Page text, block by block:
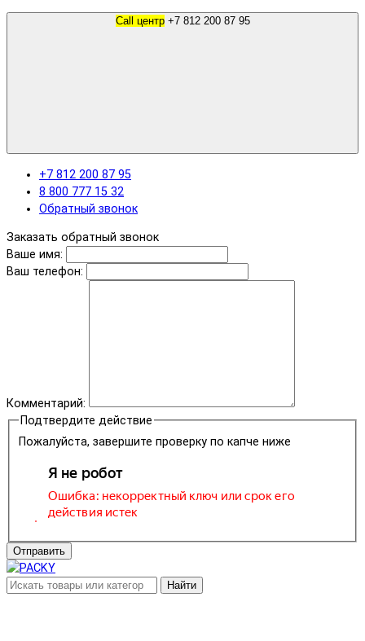
Call центр +7 812 200 87 95
+7 812 200 87 95
8 800 777 15 32
Обратный звонок
Заказать обратный звонок
Ваше имя:
Ваш телефон:
Комментарий:
Подтвердите действие
Пожалуйста, завершите проверку по капче ниже
Отправить
Найти